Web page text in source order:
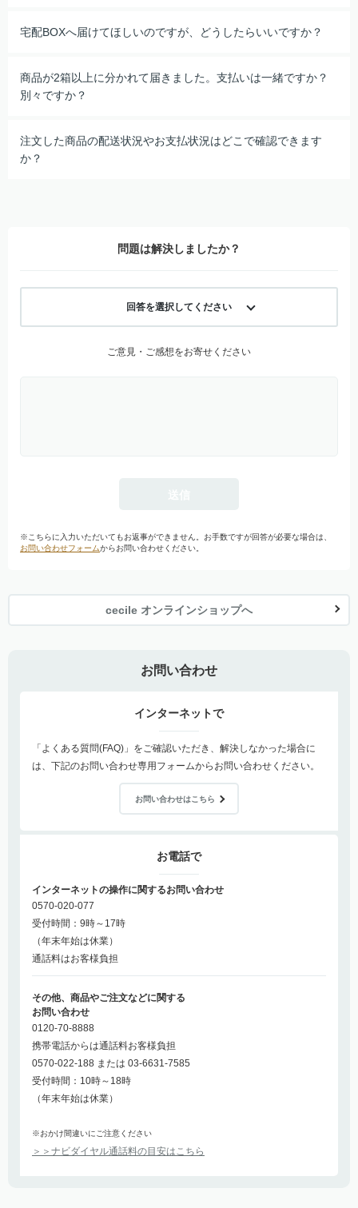
宅配BOXへ届けてほしいのですが、どうしたらいいですか？
商品が2箱以上に分かれて届きました。支払いは一緒ですか？
別々ですか？
注文した商品の配送状況やお支払状況はどこで確認できます
か？
問題は解決しましたか？
回答を選択してください
ご意見・ご感想をお寄せください
※こちらに入力いただいてもお返事ができません。お手数ですが回答が必要な場合は、
お問い合わせフォームからお問い合わせください。
cecile オンラインショップへ
お問い合わせ
インターネットで
「よくある質問(FAQ)」をご確認いただき、解決しなかった場合に
は、下記のお問い合わせ専用フォームからお問い合わせください。
お問い合わせはこちら
お電話で
インターネットの操作に関するお問い合わせ
0570-020-077
受付時間：9時～17時
（年末年始は休業）
通話料はお客様負担
その他、商品やご注文などに関する
お問い合わせ
0120-70-8888
携帯電話からは通話料お客様負担
0570-022-188 または 03-6631-7585
受付時間：10時～18時
（年末年始は休業）
※おかけ間違いにご注意ください
＞＞ナビダイヤル通話料の目安はこちら